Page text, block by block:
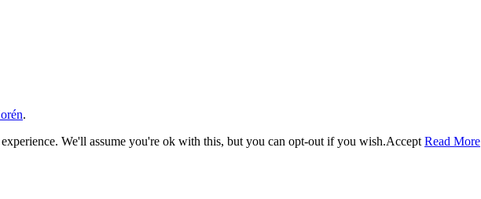
.
We'll assume you're ok with this, but you can opt-out if you wish.Accept Read More